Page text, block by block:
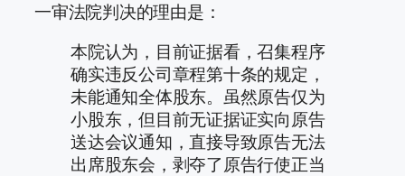
一审法院判决的理由是：
本院认为，目前证据看，召集程序
确实违反公司章程第十条的规定，
未能通知全体股东。虽然原告仅为
小股东，但目前无证据证实向原告
送达会议通知，直接导致原告无法
出席股东会，剥夺了原告行使正当